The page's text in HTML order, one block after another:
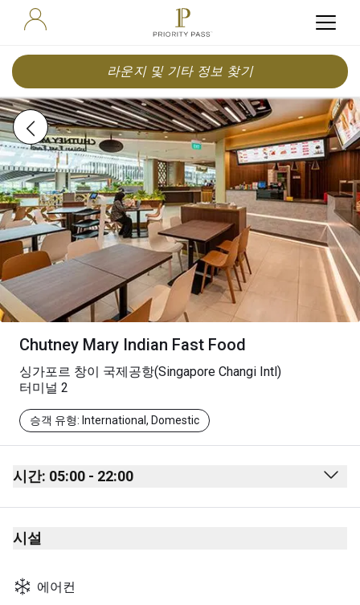
라운지 및 기타 정보 찾기
Chutney Mary Indian Fast Food
싱가포르 창이 국제공항(Singapore Changi Intl)
터미널 2
승객 유형: International, Domestic
시간: 05:00 - 22:00
Monday 05:00 - 22:00
Tuesday
Thursday
시설
에어컨